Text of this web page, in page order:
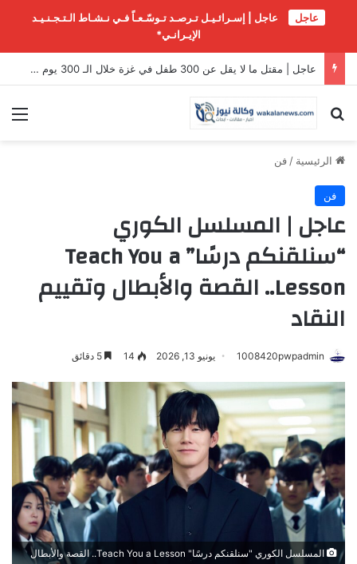
عاجل
عاجل | إسـرائـيـل تـرصـد تـوسّـعـاً فـي نـشـاط الـتـجـنـيـد
الإيـرانـي*
عاجل | مقتل ما لا يقل عن 300 طفل في غزة خلال الـ 300 يوم الماضية
بحث عن
الرئيسية /فن
فن
عاجل | المسلسل الكوري
“سنلقنكم درسًا” Teach You a
Lesson.. القصة والأبطال وتقييم
النقاد
1008420pwpadmin يونيو 13, 2026 14
المسلسل الكوري "سنلقنكم درسًا" Teach You a Lesson.. القصة والأبطال